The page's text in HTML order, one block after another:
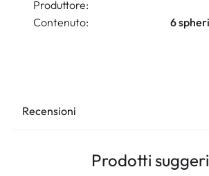
Produttore:
Contenuto:
6
Recensioni
Prodotti